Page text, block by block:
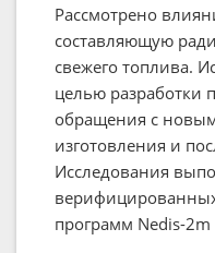
Рассмотрено
составляющую
свежего топлива.
целью разработки
обращения с
изготовления и
Исследования
программ Nedis-2m